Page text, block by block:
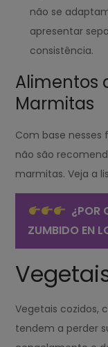
não se
apresentar
consistência.
Alimentos
Marmitas
Com base nesses
não são
marmitas. Veja a
¿POR
ZUMBIDO EN
Vegetais cozidos,
tendem a perder